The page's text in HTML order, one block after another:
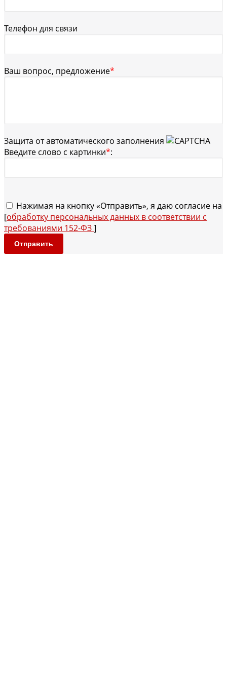
Телефон для связи
Ваш вопрос, предложение*
Защита от автоматического заполнения
Введите слово с картинки*:
Нажимая на кнопку «Отправить», я даю согласие на
[обработку персональных данных в соответствии с
требованиями 152-ФЗ]
Отправить